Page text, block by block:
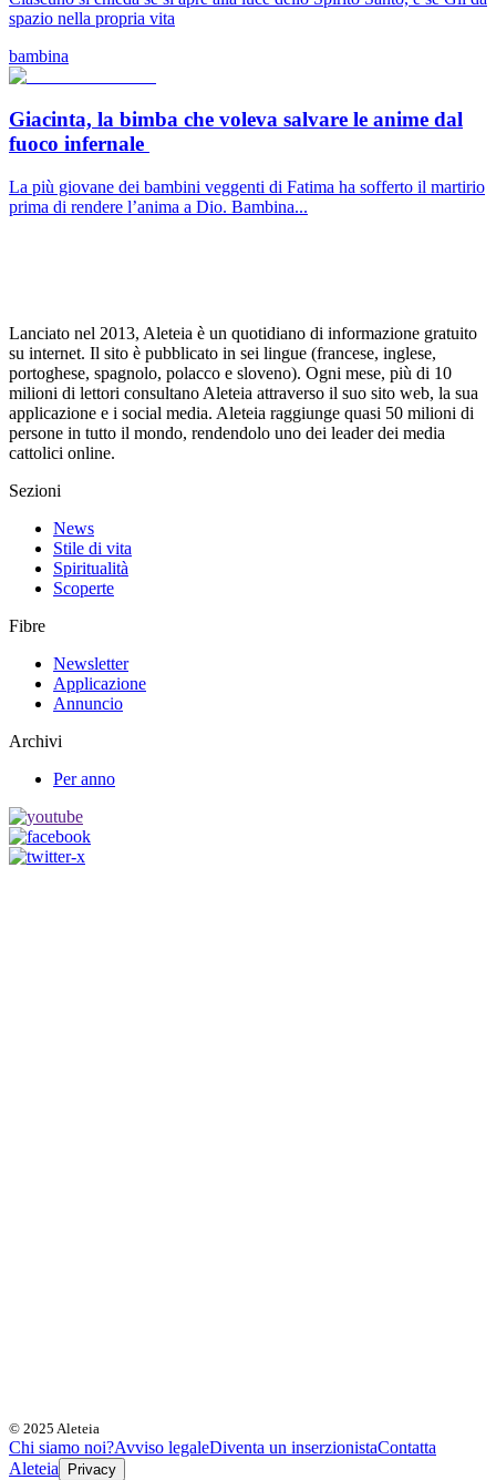
spazio nella propria vita
bambina
Giacinta, la bimba che voleva salvare le anime dal
fuoco infernale
La più giovane dei bambini veggenti di Fatima ha sofferto il martirio
prima di rendere l’anima a Dio. Bambina...
Lanciato nel 2013, Aleteia è un quotidiano di informazione gratuito
su internet. Il sito è pubblicato in sei lingue (francese, inglese,
portoghese, spagnolo, polacco e sloveno). Ogni mese, più di 10
milioni di lettori consultano Aleteia attraverso il suo sito web, la sua
applicazione e i social media. Aleteia raggiunge quasi 50 milioni di
persone in tutto il mondo, rendendolo uno dei leader dei media
cattolici online.
Sezioni
News
Stile di vita
Spiritualità
Scoperte
Fibre
Newsletter
Applicazione
Annuncio
Archivi
Per anno
© 2025 Aleteia
Chi siamo noi?Avviso legaleDiventa un inserzionistaContatta
Aleteia
Privacy